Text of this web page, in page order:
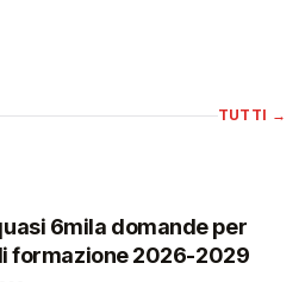
TUTTI →
6mila domande per
formazione 2026-2029